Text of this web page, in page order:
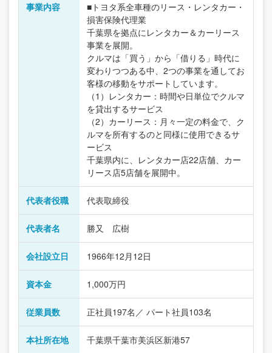
事業内容
■トヨタ系全車種のリース・レンタカー・
損害保険代理業
千葉県を拠点にレンタカー＆カーリース
事業を展開。
クルマは「買う」から「借りる」時代に
変わりつつある中、2つの事業を通してお
客様の移動をサポートしています。
（1）レンタカー：時間や日単位でクルマ
を貸出するサービス
（2）カーリース：月々一定の料金で、ク
ルマを所有するのと同様に使用できるサ
ービス
千葉県内に、レンタカー店22店舗、カー
リース店5店舗を展開中。
代表者役職 代表取締役
代表者名 勝又 広樹
会社設立日 1966年12月12日
資本金 1,000万円
従業員数 正社員197名／ パート社員103名
本社所在地 千葉県千葉市美浜区新港57